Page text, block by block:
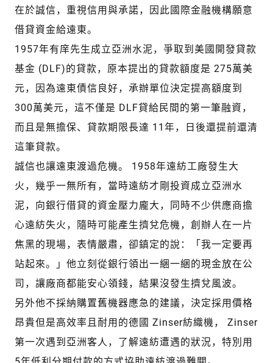
在於誠信，重視信用與承諾，因此國際金融機構願意
借貸資金給遠東。
1957年有庠先生成立亞洲水泥，爭取到美國開發貸款
基金 (DLF)的貸款，原本提出的貸款額度是 275萬美
元，因為遠東債信良好，承辦單位決定提高額度到
300萬美元，這不僅是 DLF貸給民間的第一筆融資，
而且是無擔保、貸款期限長達 11年，日後還提前還清
這筆貸款。
誠信也讓遠東渡過危機。 1958年遠紡工廠發生大
火，幾乎一無所有，當時遠紡才剛投資成立亞洲水
泥，向銀行借貸的資金壓力龐大，同時不少供應商擔
心遠紡失火，隨時可能產生擠兌危機，創辦人在一片
焦黑的現場，表情嚴肅，卻鎮定的說：「我一定要再
站起來。」他立刻從銀行領出一綑一綑的現金放在公
司，讓廠商都能安心領錢，結果沒發生擠兌風波。
另外他不採納購置舊機器應急的建議，決定採用價格
昂貴但是高效率且耐用的德國 Zinser紡織機， Zinser
第一次遇到亞洲客人，了解遠紡遭遇的狀況，特別用